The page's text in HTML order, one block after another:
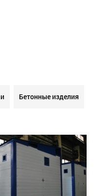
Бетонные изделия